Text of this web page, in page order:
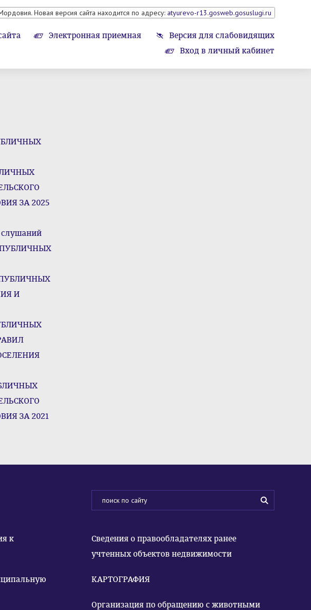
Новая версия сайта находится по адресу: atyurevo-r13.gosweb.gosuslugi.ru
Электронная приемная
Версия для слабовидящих
Вход в личный кабинет
ЗА 2025
слушаний
ПУБЛИЧНЫХ
ПУБЛИЧНЫХ
И
ЗА 2021
к
Сведения о правообладателях ранее
учтенных объектов недвижимости
КАРТОГРАФИЯ
Организация по обращению с животными